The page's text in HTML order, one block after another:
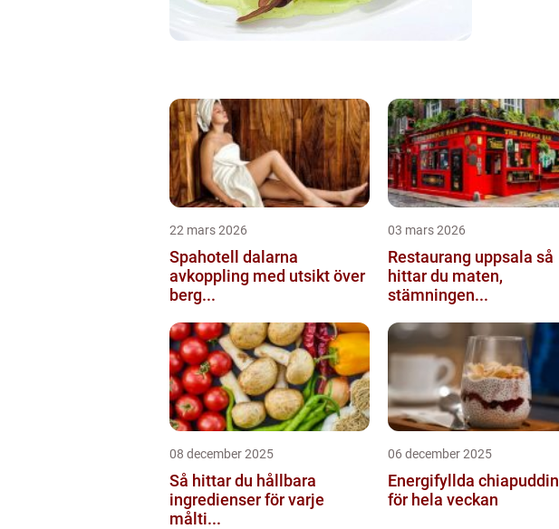
22 mars 2026
Spahotell dalarna
avkoppling med utsikt över
berg...
03 mars 2026
Restaurang uppsala så
hittar du maten,
stämningen...
08 december 2025
Så hittar du hållbara
ingredienser för varje
målti...
06 december 2025
Energifyllda
för hela veckan